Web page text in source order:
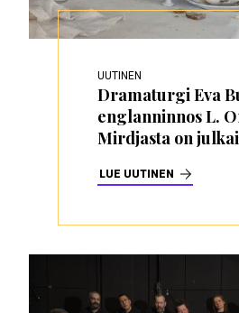
UUTINEN
Dramaturgi Eva
englanninnos L.
Mirdjasta on
LUE UUTINEN